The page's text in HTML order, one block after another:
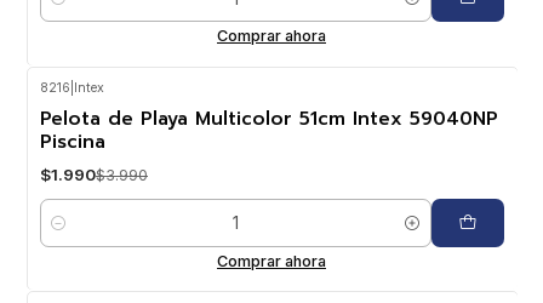
Cantidad
Comprar ahora
-50% OFF
8216 Intex
Pelota de Playa Multicolor 51cm Intex 59040NP
Piscina
$1.990$3.990
Cantidad
Comprar ahora